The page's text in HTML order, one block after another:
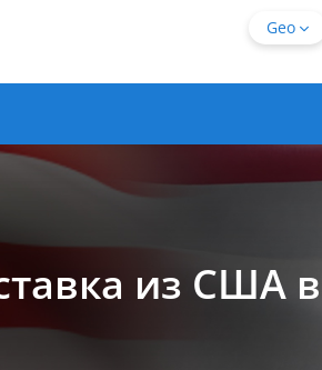
из США
Geo